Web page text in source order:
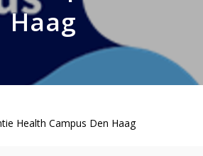
Haag
Health Campus Den Haag